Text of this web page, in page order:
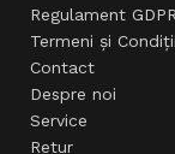
Regulament GDPR
Termeni și Condiții
Contact
Despre noi
Service
Retur